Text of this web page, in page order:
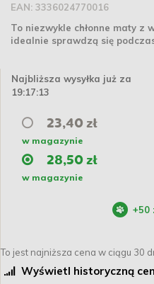
EAN: 3336024770016
To niezwykle chłonne maty z
idealnie sprawdzą się
Najbliższa wysyłka już za
19:17:13
23,40 zł
w magazynie
28,50 zł
w magazynie
+50
To jest najniższa cena w ciągu 30
Wyświetl historyczną